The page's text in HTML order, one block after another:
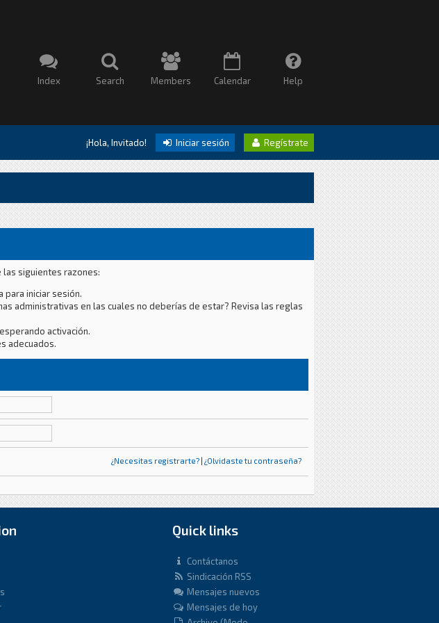
Index Search Members Calendar Help
¡Hola, Invitado! Iniciar sesión Regístrate
las siguientes razones:
iniciar sesión.
administrativas en las cuales no deberías de estar? Revisa las reglas
activación.
adecuados.
¿Necesitas registrarte? | ¿Olvidaste tu contraseña?
Quick links
Contáctanos
Sindicación RSS
Mensajes nuevos
Mensajes de hoy